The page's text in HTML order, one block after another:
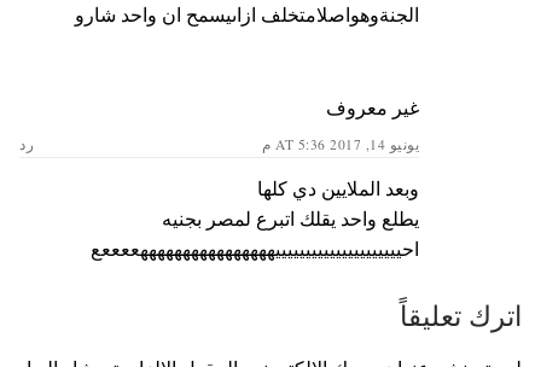
الجنةوهواصلامتخلف ازاىيسمح ان واحد شارو
غير معروف
يونيو 14, 2017 AT 5:36 م رد
وبعد الملايين دي كلها
يطلع واحد يقلك اتبرع لمصر بجنيه
احيييييييييييييييييييييههههههههههههههههععععع
اترك تعليقاً